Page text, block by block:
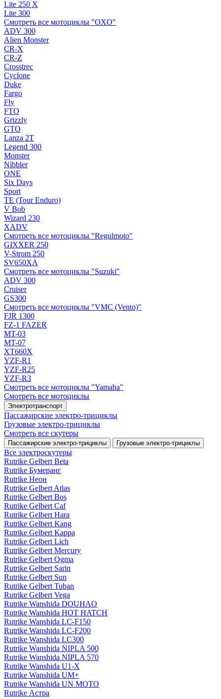
Lite 250 X
Lite 300
Смотреть все мотоциклы "OXO"
ADV 300
Alien Monster
CR-X
CR-Z
Crosstrec
Cyclone
Duke
Fargo
Fly
FTO
Grizzly
GTO
Lanza 2T
Legend 300
Monster
Nibbler
ONE
Six Days
Sport
TE (Tour Enduro)
V Bob
Wizard 230
XADV
Смотреть все мотоциклы "Regulmoto"
GIXXER 250
V-Strom 250
SV650XA
Смотреть все мотоциклы "Suzuki"
ADV 300
Cruiser
GS300
Смотреть все мотоциклы "VMC (Vento)"
FJR 1300
FZ-1 FAZER
MT-03
MT-07
XT660X
YZF-R1
YZF-R25
YZF-R3
Смотреть все мотоциклы "Yamaha"
Смотреть все мотоциклы
Электротранспорт
Пассажирские электро‑трициклы
Грузовые электро‑трициклы
Смотреть все скутеры
Пассажирские электро‑трициклы Грузовые электро‑трициклы
Все электро­скутеры
Rutrike Gelbert Beta
Rutrike Бумеранг
Rutrike Неон
Rutrike Gelbert Atlas
Rutrike Gelbert Bos
Rutrike Gelbert Caf
Rutrike Gelbert Hara
Rutrike Gelbert Kang
Rutrike Gelbert Kappa
Rutrike Gelbert Lich
Rutrike Gelbert Mercury
Rutrike Gelbert Ogma
Rutrike Gelbert Sarin
Rutrike Gelbert Sun
Rutrike Gelbert Tuban
Rutrike Gelbert Vega
Rutrike Wanshida DOUHAO
Rutrike Wanshida HOT HATCH
Rutrike Wanshida LC-F150
Rutrike Wanshida LC-F200
Rutrike Wanshida LC300
Rutrike Wanshida NIPLA 500
Rutrike Wanshida NIPLA 570
Rutrike Wanshida U1-X
Rutrike Wanshida UM+
Rutrike Wanshida UN MOTO
Rutrike Астра